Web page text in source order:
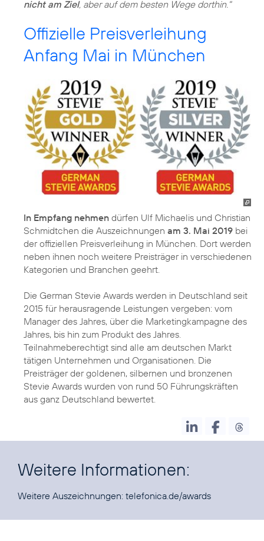
nicht am Ziel, aber auf dem besten Wege dorthin."
Offizielle Preisverleihung
Anfang Mai in München
In Empfang nehmen dürfen Ulf Michaelis und Christian
Schmidtchen die Auszeichnungen am 3. Mai 2019 bei
der offiziellen Preisverleihung in München. Dort werden
neben ihnen noch weitere Preisträger in verschiedenen
Kategorien und Branchen geehrt.
Die German Stevie Awards werden in Deutschland seit
2015 für herausragende Leistungen vergeben: vom
Manager des Jahres, über die Marketingkampagne des
Jahres, bis hin zum Produkt des Jahres.
Teilnahmeberechtigt sind alle am deutschen Markt
tätigen Unternehmen und Organisationen. Die
Preisträger der goldenen, silbernen und bronzenen
Stevie Awards wurden von rund 50 Führungskräften
aus ganz Deutschland bewertet.
Weitere Informationen:
Weitere Auszeichnungen: telefonica.de/awards